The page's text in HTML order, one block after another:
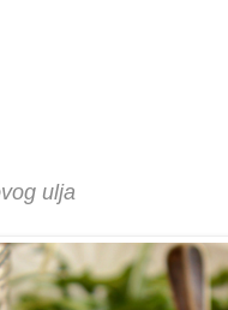
ulja